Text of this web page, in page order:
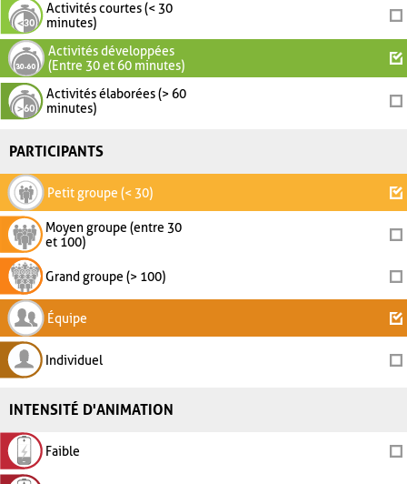
Activités courtes (< 30
minutes)
Activités développées
(Entre 30 et 60 minutes)
Activités élaborées (> 60
minutes)
PARTICIPANTS
Petit groupe (< 30)
Moyen groupe (entre 30
et 100)
Grand groupe (> 100)
Équipe
Individuel
INTENSITÉ D'ANIMATION
Faible